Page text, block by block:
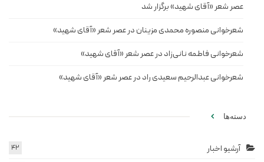
عصر شعر «آقای شهید» برگزار شد
شعرخوانی منصوره محمدی مزینان در عصر شعر «آقای شهید»
شعرخوانی فاطمه نانی‌زاد در عصر شعر «آقای شهید»
شعرخوانی عبدالرحیم سعیدی راد در عصر شعر «آقای شهید»
دسته‌ها
آرشیو اخبار 42